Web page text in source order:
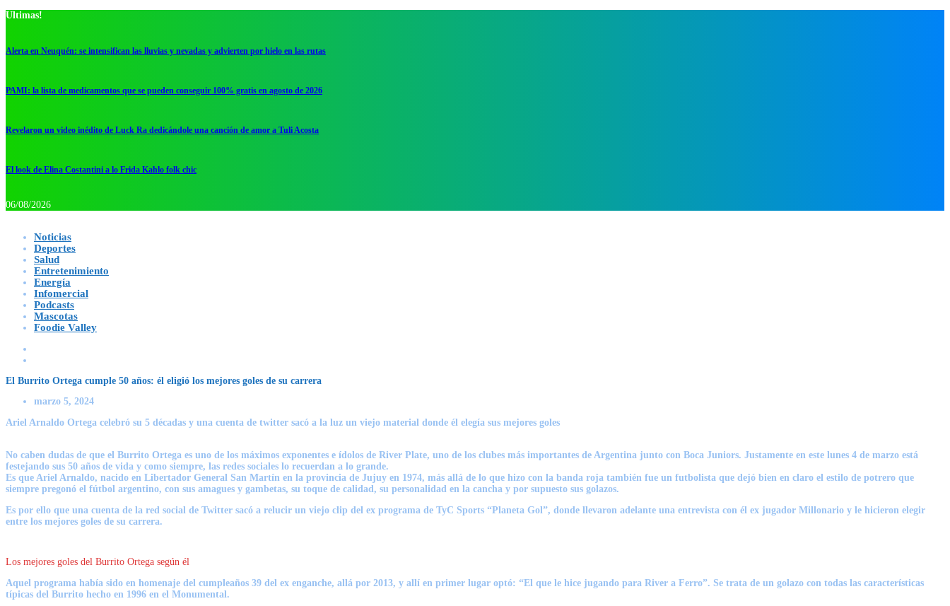
Ultimas!
Alerta en Neuquén: se intensifican las lluvias y nevadas y advierten por hielo en las rutas
PAMI: la lista de medicamentos que se pueden conseguir 100% gratis en agosto de 2026
Revelaron un video inédito de Luck Ra dedicándole una canción de amor a Tuli Acosta
El look de Elina Costantini a lo Frida Kahlo folk chic
06/08/2026
Noticias
Deportes
Salud
Entretenimiento
Energía
Infomercial
Podcasts
Mascotas
Foodie Valley
El Burrito Ortega cumple 50 años: él eligió los mejores goles de su carrera
marzo 5, 2024
Ariel Arnaldo Ortega celebró su 5 décadas y una cuenta de twitter sacó a la luz un viejo material donde él elegía sus mejores goles
No caben dudas de que el Burrito Ortega es uno de los máximos exponentes e ídolos de River Plate, uno de los clubes más importantes de Argentina junto con Boca Juniors. Justamente en este lunes 4 de marzo está
festejando sus 50 años de vida y como siempre, las redes sociales lo recuerdan a lo grande.
Es que Ariel Arnaldo, nacido en Libertador General San Martín en la provincia de Jujuy en 1974, más allá de lo que hizo con la banda roja también fue un futbolista que dejó bien en claro el estilo de potrero que
siempre pregonó el fútbol argentino, con sus amagues y gambetas, su toque de calidad, su personalidad en la cancha y por supuesto sus golazos.
Es por ello que una cuenta de la red social de Twitter sacó a relucir un viejo clip del ex programa de TyC Sports “Planeta Gol”, donde llevaron adelante una entrevista con él ex jugador Millonario y le hicieron elegir
entre los mejores goles de su carrera.
Los mejores goles del Burrito Ortega según él
Aquel programa había sido en homenaje del cumpleaños 39 del ex enganche, allá por 2013, y allí en primer lugar optó: “El que le hice jugando para River a Ferro”. Se trata de un golazo con todas las características
típicas del Burrito hecho en 1996 en el Monumental.